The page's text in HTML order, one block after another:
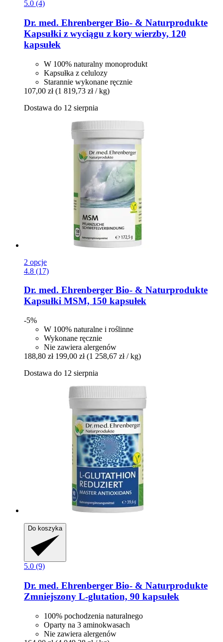
5.0 (4)
Dr. med. Ehrenberger Bio- & Naturprodukte
Kapsułki z wyciągu z kory wierzby, 120
kapsułek
W 100% naturalny monoprodukt
Kapsułka z celulozy
Starannie wykonane ręcznie
107,00 zł (1 819,73 zł / kg)
Dostawa do 12 sierpnia
2 opcje
4.8 (17)
Dr. med. Ehrenberger Bio- & Naturprodukte
Kapsułki MSM, 150 kapsułek
-5%
W 100% naturalne i roślinne
Wykonane ręcznie
Nie zawiera alergenów
188,80 zł 199,00 zł (1 258,67 zł / kg)
Dostawa do 12 sierpnia
Do koszyka
5.0 (9)
Dr. med. Ehrenberger Bio- & Naturprodukte
Zmniejszony L-​glutation, 90 kapsułek
100% pochodzenia naturalnego
Oparty na 3 aminokwasach
Nie zawiera alergenów